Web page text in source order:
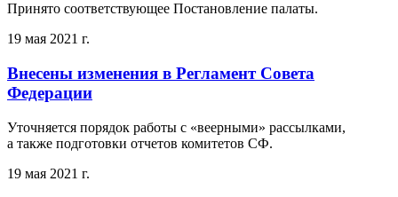
Принято соответствующее Постановление палаты.
19 мая 2021 г.
Внесены изменения в Регламент Совета
Федерации
Уточняется порядок работы с «веерными» рассылками,
а также подготовки отчетов комитетов СФ.
19 мая 2021 г.